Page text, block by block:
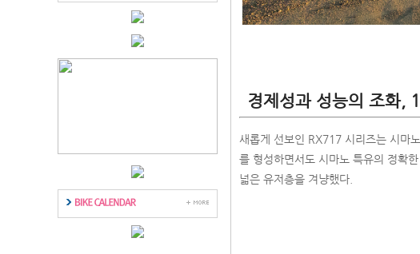
경제성과 성능의 조화,
새롭게 선보인 RX717 시리즈는 시마
를 형성하면서도 시마노 특유의 정확
넓은 유저층을 겨냥했다.